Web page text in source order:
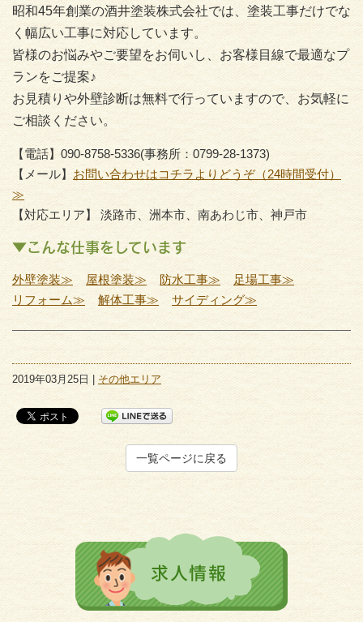
昭和45年創業の酒井塗装株式会社では、塗装工事だけでな
く幅広い工事に対応しています。
皆様のお悩みやご要望をお伺いし、お客様目線で最適なプ
ランをご提案♪
お見積りや外壁診断は無料で行っていますので、お気軽に
ご相談ください。
【電話】090-8758-5336(事務所：0799-28-1373)
【メール】 お問い合わせはコチラよりどうぞ（24時間受付）
≫
【対応エリア】 淡路市、洲本市、南あわじ市、神戸市
▼こんな仕事をしています
外壁塗装≫ 屋根塗装≫ 防水工事≫
足場工事≫
リフォーム≫
解体工事≫ サイディング≫
2019年03月25日 | その他エリア
一覧ページに戻る